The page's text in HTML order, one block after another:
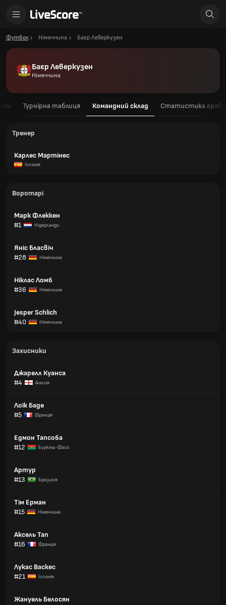
Футбол Німеччина Баєр Леверкузен
Баєр Леверкузен
Німеччина
Турнірна таблиця Командний склад Статистика
Тренер
Карлес Мартінес
Іспанія
Воротарі
Марк Флеккен
#1
Нідерланди
Яніс Бласвіч
#28
Німеччина
Ніклас Ломб
#36
Німеччина
Jesper Schlich
#40
Німеччина
Захисники
Джарелл Куанса
#4
Англія
Лоїк Баде
#5
Франція
Едмон Тапсоба
#12
Буркіна-Фасо
Артур
#13
Бразилія
Тім Ерман
#15
Німеччина
Аксель Тап
#16
Франція
Лукас Васкес
#21
Іспанія
Жануель Белосян